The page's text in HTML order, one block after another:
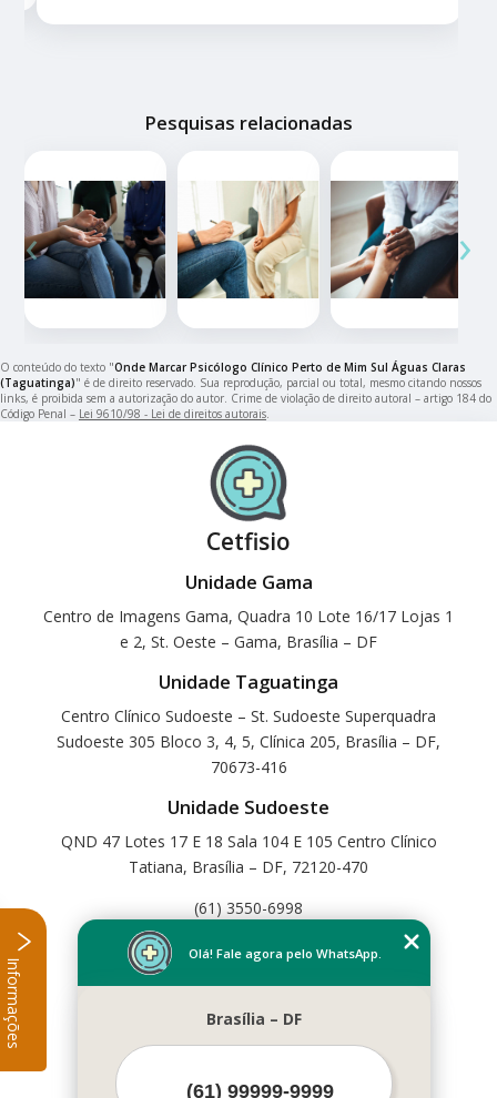
Pesquisas relacionadas
‹ ›
O conteúdo do texto "Onde Marcar Psicólogo Clínico Perto de Mim Sul Águas Claras
(Taguatinga)" é de direito reservado. Sua reprodução, parcial ou total, mesmo citando nossos
links, é proibida sem a autorização do autor. Crime de violação de direito autoral – artigo 184 do
Código Penal – Lei 9610/98 - Lei de direitos autorais.
Cetfisio
Unidade Gama
Centro de Imagens Gama, Quadra 10 Lote 16/17 Lojas 1
e 2, St. Oeste – Gama, Brasília – DF
Unidade Taguatinga
Centro Clínico Sudoeste – St. Sudoeste Superquadra
Sudoeste 305 Bloco 3, 4, 5, Clínica 205, Brasília – DF,
70673-416
Unidade Sudoeste
QND 47 Lotes 17 E 18 Sala 104 E 105 Centro Clínico
Tatiana, Brasília – DF, 72120-470
(61) 3550-6998
Home
Serviços
Contato
Olá! Fale agora pelo WhatsApp.
Brasília – DF
Informações